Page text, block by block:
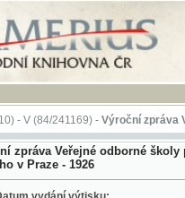
V(84/241169) -Výroční zpráva Veřejné
Veřejné odborné školy pro
Praze - 1926
vydání výtisku: